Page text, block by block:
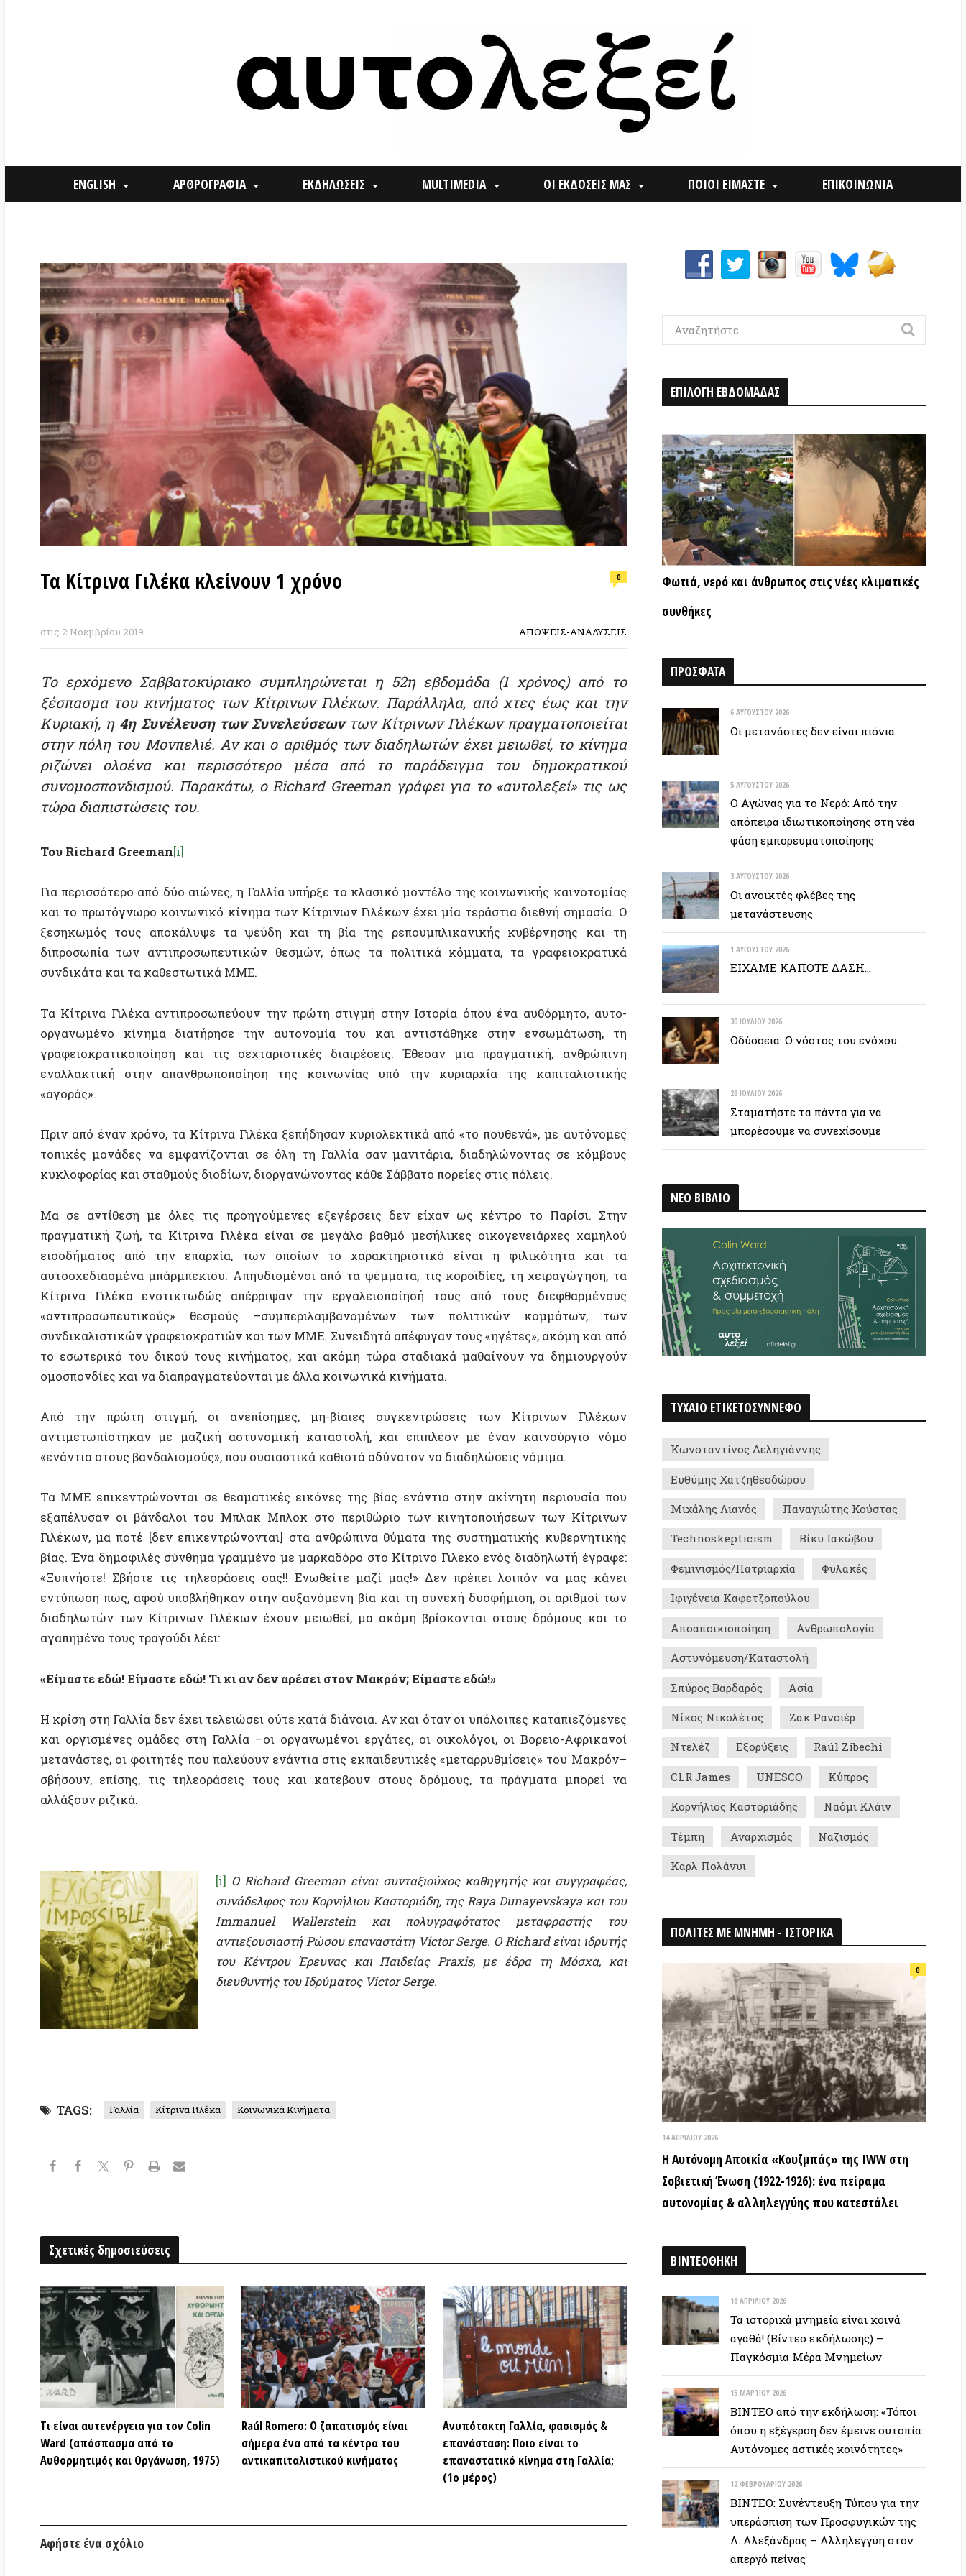
ENGLISH ΑΡΘΡΟΓΡΑΦΙΑ ΕΚΔΗΛΩΣΕΙΣ MULTIMEDIA ΟΙ ΕΚΔΟΣΕΙΣ ΜΑΣ ΠΟΙΟΙ ΕΙΜΑΣΤΕ ΕΠΙΚΟΙΝΩΝΙΑ
Τα Κίτρινα Γιλέκα κλείνουν 1 χρόνο 0
στις 2 Νοεμβρίου 2019
Το ερχόμενο Σαββατοκύριακο συμπληρώνεται η 52η εβδομάδα (1 χρόνος) από το
ξέσπασμα του κινήματος των Κίτρινων Γιλέκων. Παράλληλα, από χτες έως και την
στην πόλη του Μονπελιέ. Αν και ο αριθμός των διαδηλωτών έχει μειωθεί, το κίνημα
ριζώνει ολοένα και περισσότερο μέσα από το παράδειγμα του δημοκρατικού
συνομοσπονδισμού. Παρακάτω, οRichard Greeman γράφει για το «αυτολεξεί» τις ως
τώρα διαπιστώσεις του.
Του Richard Greeman [i]
Για περισσότερο από δύο αιώνες, η Γαλλία υπήρξε το κλασικό μοντέλο της κοινωνικής καινοτομίας
ξεσηκωμός τους αποκάλυψε τα ψεύδη και τη βία της ρεπουμπλικανικής κυβέρνησης και τη
Τα Κίτρινα Γιλέκα αντιπροσωπεύουν την πρώτη στιγμή στην Ιστορία όπου ένα αυθόρμητο, αυτο-
οργανωμένο κίνημα διατήρησε την αυτονομία του και αντιστάθηκε στην ενσωμάτωση, τη
γραφειοκρατικοποίηση και τις σεχταριστικές διαιρέσεις. Έθεσαν μια πραγματική, ανθρώπινη
εναλλακτική στην απανθρωποποίηση της κοινωνίας υπό την κυριαρχία της καπιταλιστικής
Πριν από έναν χρόνο, τα Κίτρινα Γιλέκα ξεπήδησαν κυριολεκτικά από «το πουθενά», με αυτόνομες
τοπικές μονάδες να εμφανίζονται σε όλη τη Γαλλία σαν μανιτάρια, διαδηλώνοντας σε κόμβους
κυκλοφορίας και σταθμούς διοδίων, διοργανώνοντας κάθε Σάββατο πορείες στις πόλεις.
Μα σε αντίθεση με όλες τις προηγούμενες εξεγέρσεις δεν είχαν ως κέντρο το Παρίσι. Στην
εισοδήματος από την επαρχία, των οποίων το χαρακτηριστικό είναι η φιλικότητα και τα
αυτοσχεδιασμένα μπάρμπεκιου. Απηυδισμένοι από τα ψέμματα, τις κοροϊδίες, τη χειραγώγηση, τα
Κίτρινα Γιλέκα ενστικτωδώς απέρριψαν την εργαλειοποίησή τους από τους διεφθαρμένους
συνδικαλιστικών γραφειοκρατιών και των ΜΜΕ. Συνειδητά απέφυγαν τους «ηγέτες», ακόμη και από
το εσωτερικό του δικού τους κινήματος, και ακόμη τώρα σταδιακά μαθαίνουν να δημιουργούν
ομοσπονδίες και να διαπραγματεύονται με άλλα κοινωνικά κινήματα.
Από την πρώτη στιγμή, οι ανεπίσημες, μη-βίαιες συγκεντρώσεις των Κίτρινων Γιλέκων
αντιμετωπίστηκαν με μαζική αστυνομική καταστολή, και επιπλέον με έναν καινούργιο νόμο
«ενάντια στους βανδαλισμούς», που ουσιαστικά καθιστά αδύνατον να διαδηλώσεις νόμιμα.
Τα ΜΜΕ επικεντρώνονται σε θεαματικές εικόνες της βίας ενάντια στην ακίνητη περιουσία που
εξαπέλυσαν οι βάνδαλοι του Μπλακ Μπλοκ στο περιθώριο των κινητοποιήσεων των Κίτρινων
βίας. Ένα δημοφιλές σύνθημα γραμμένο με μαρκαδόρο στο Κίτρινο Γιλέκο ενός διαδηλωτή έγραφε:
«Ξυπνήστε! Σβήστε τις τηλεοράσεις σας!! Ενωθείτε μαζί μας!» Δεν πρέπει λοιπόν να μας κάνει
εντύπωση πως, αφού υποβλήθηκαν στην αυξανόμενη βία και τη συνεχή δυσφήμιση, οι αριθμοί των
διαδηλωτών των Κίτρινων Γιλέκων έχουν μειωθεί, μα ακόμη βρίσκονται στους δρόμους και το
«Είμαστε εδώ! Είμαστε εδώ! Τι κι αν δεν αρέσει στον Μακρόν; Είμαστε εδώ!»
Η κρίση στη Γαλλία δεν έχει τελειώσει ούτε κατά διάνοια. Αν και όταν οι υπόλοιπες καταπιεζόμενες
και οργισμένες ομάδες στη Γαλλία –οι οργανωμένοι εργάτες, οι οικολόγοι, οι Βορειο-Αφρικανοί
μετανάστες, οι φοιτητές που παλεύουν ενάντια στις εκπαιδευτικές «μεταρρυθμίσεις» του Μακρόν–
σβήσουν, επίσης, τις τηλεοράσεις τους και κατέβουν στους δρόμους, τα πράγματα μπορεί να
αλλάξουν ριζικά.
συνάδελφος του Κορνήλιου Καστοριάδη, της Raya Dunayevskaya και του
Immanuel Wallerstein και πολυγραφότατος μεταφραστής του
αντιεξουσιαστή Ρώσου επαναστάτη Victor Serge. Ο Richard είναι ιδρυτής
του Κέντρου Έρευνας και Παιδείας Praxis, με έδρα τη Μόσχα, και
TAGS: Γαλλία Κίτρινα Γιλέκα
Αφήστε ένα σχόλιο
Το όνομά σας (υποχρεωτικό)
Φωτιά, νερό και άνθρωπος στις νέες κλιματικές
Οι μετανάστες δεν είναι πιόνια
5 ΑΥΓΟΎΣΤΟΥ 2026
Ο Αγώνας για το Νερό: Από την
απόπειρα ιδιωτικοποίησης στη νέα
3 ΑΥΓΟΎΣΤΟΥ 2026
Οι ανοικτές φλέβες της
μετανάστευσης
1 ΑΥΓΟΎΣΤΟΥ 2026
ΕΙΧΑΜΕ ΚΑΠΟΤΕ ΔΑΣΗ…
Οδύσσεια: Ο νόστος του ενόχου
28 ΙΟΥΛΊΟΥ 2026
Σταματήστε τα πάντα για να
μπορέσουμε να συνεχίσουμε
ΝΕΟ ΒΙΒΛΙΟ
ΤΥΧΑΙΟ ΕΤΙΚΕΤΟΣΥΝΝΕΦΟ
Κωνσταντίνος Δεληγιάννης
Ευθύμης Χατζηθεοδώρου
Technoskepticism Βίκυ Ιακώβου
Φεμινισμός/Πατριαρχία Φυλακές
Ιφιγένεια Καφετζοπούλου
Αποαποικιοποίηση Ανθρωπολογία
Αστυνόμευση/Καταστολή
Σπύρος Βαρδαρός Ασία
Νίκος Νικολέτος Ζακ Ρανσιέρ
Ντελέζ
CLR James UNESCO Κύπρος
Κορνήλιος Καστοριάδης Ναόμι Κλάιν
Αναρχισμός Ναζισμός
Καρλ Πολάνυι
ΠΟΛΙΤΕΣ ΜΕ ΜΝΗΜΗ - ΙΣΤΟΡΙΚΑ
0
14 ΑΠΡΙΛΊΟΥ 2026
Η Αυτόνομη Αποικία «Κουζμπάς» της IWW στη
Σοβιετική Ένωση (1922-1926): ένα πείραμα
αυτονομίας & αλληλεγγύης που κατεστάλει
ΒΙΝΤΕΟΘΗΚΗ
18 ΑΠΡΙΛΊΟΥ 2026
Τα ιστορικά μνημεία είναι κοινά
αγαθά! (Βίντεο εκδήλωσης) –
Παγκόσμια Μέρα Μνημείων
15 ΜΑΡΤΊΟΥ 2026
ΒΙΝΤΕΟ από την εκδήλωση: «Τόποι
όπου η εξέγερση δεν έμεινε ουτοπία:
Λ. Αλεξάνδρας – Αλληλεγγύη στον
απεργό πείνας
ΣΥΝΕΝΤΕΥΞΕΙΣ
28 ΙΟΥΝΊΟΥ 2026
Colin Ward: Ο σπόρος κάτω απο το
χιόνι (Autonomedia, 2001)
15 ΙΟΥΝΊΟΥ 2026
Συνέντευξη Zygmunt Bauman: Η
ρευστή νεωτερικότητα
(Autonomedia, 2001)